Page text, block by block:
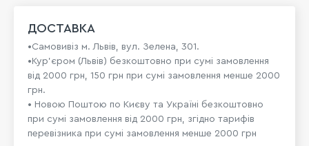
ДОСТАВКА
•Самовивіз м. Львів, вул. Зелена, 301.
•Кур'єром (Львів) безкоштовно при сумі замовлення
від 2000 грн, 150 грн при сумі замовлення менше 2000
грн.
• Новою Поштою по Києву та Україні безкоштовно
при сумі замовлення від 2000 грн, згідно тарифів
перевізника при сумі замовлення менше 2000 грн